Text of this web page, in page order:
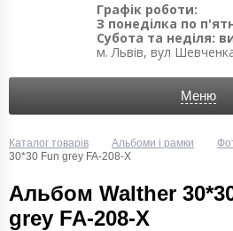
Графік роботи:
З понеділка по
Субота та неділя:
м. Львів, вул
Меню
Каталог товарів Альбоми і рамки
30*30 Fun grey FA-208-X
Альбом Walther
grey FA-208-X